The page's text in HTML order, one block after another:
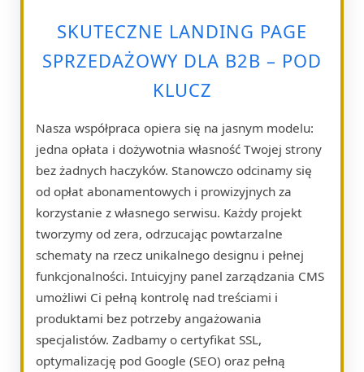
SKUTECZNE LANDING PAGE
SPRZEDAŻOWY DLA B2B – POD
KLUCZ
Nasza współpraca opiera się na jasnym modelu:
jedna opłata i dożywotnia własność Twojej strony
bez żadnych haczyków. Stanowczo odcinamy się
od opłat abonamentowych i prowizyjnych za
korzystanie z własnego serwisu. Każdy projekt
tworzymy od zera, odrzucając powtarzalne
schematy na rzecz unikalnego designu i pełnej
funkcjonalności. Intuicyjny panel zarządzania CMS
umożliwi Ci pełną kontrolę nad treściami i
produktami bez potrzeby angażowania
specjalistów. Zadbamy o certyfikat SSL,
optymalizację pod Google (SEO) oraz pełną